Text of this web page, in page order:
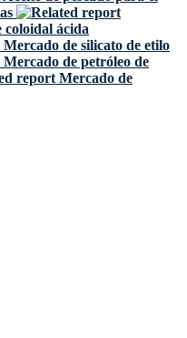
coloidal ácida
Mercado de silicato de etilo
Mercado de petróleo de
Mercado de